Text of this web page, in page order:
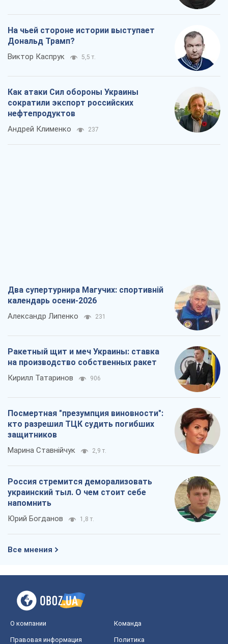
На чьей стороне истории выступает
Дональд Трамп?
Виктор Каспрук 5,5 т.
Как атаки Сил обороны Украины
сократили экспорт российских
нефтепродуктов
Андрей Клименко 237
Два супертурнира Магучих: спортивній
календарь осени-2026
Александр Липенко 231
Ракетный щит и меч Украины: ставка
на производство собственных ракет
Кирилл Татаринов 906
Посмертная "презумпция виновности":
кто разрешил ТЦК судить погибших
защитников
Марина Ставнійчук 2,9 т.
Россия стремится деморализовать
украинский тыл. О чем стоит себе
напомнить
Юрий Богданов 1,8 т.
Все мнения
О компании Команда
Правовая информация
Политика